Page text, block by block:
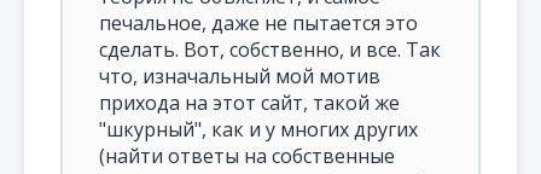
печальное, даже не пытается это
сделать. Вот, собственно, и все. Так
что, изначальный мой мотив
прихода на этот сайт, такой же
"шкурный", как и у многих других
(найти ответы на собственные